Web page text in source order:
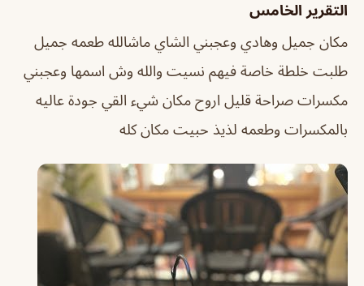
التقرير الخامس
مكان جميل وهادي وعجبني الشاي ماشالله طعمه جميل
طلبت خلطة خاصة فيهم نسيت والله وش اسمها وعجبني
مكسرات صراحة قليل اروح مكان شيء القي جودة عاليه
بالمكسرات وطعمه لذيذ حبيت مكان كله